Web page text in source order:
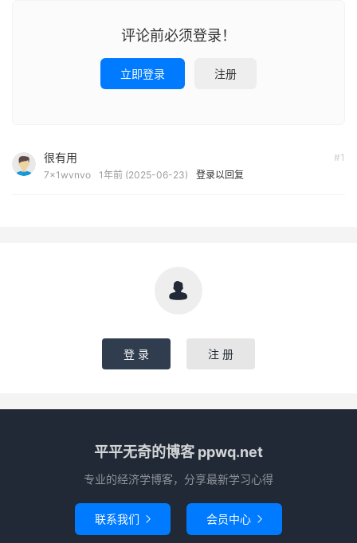
评论前必须登录！
立即登录 注册
#1
很有用
7x1wvnvo 1年前 (2025-06-23) 登录以回复

登 录 注 册
平平无奇的博客 ppwq.net
专业的经济学博客，分享最新学习心得
联系我们  会员中心 